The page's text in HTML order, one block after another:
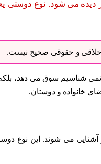
دیده می شود. نوع دوستی
اخلاقی و حقوقی صحیح نیست.
شناسیم سوق می دهد،
خانواده و دوستان.
می شوند. این نوع